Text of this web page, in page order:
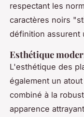
respectant les
caractères noirs
définition assurent
Esthétique
L'esthétique des
également un
combiné à la
apparence